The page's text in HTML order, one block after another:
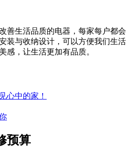
善生活品质的电器，每家每户都会
装与收纳设计，可以方便我们生活
感，让生活更加有品质。
心中的家！
预算